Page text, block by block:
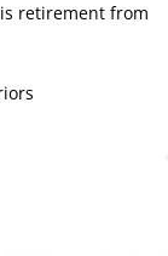
retirement from